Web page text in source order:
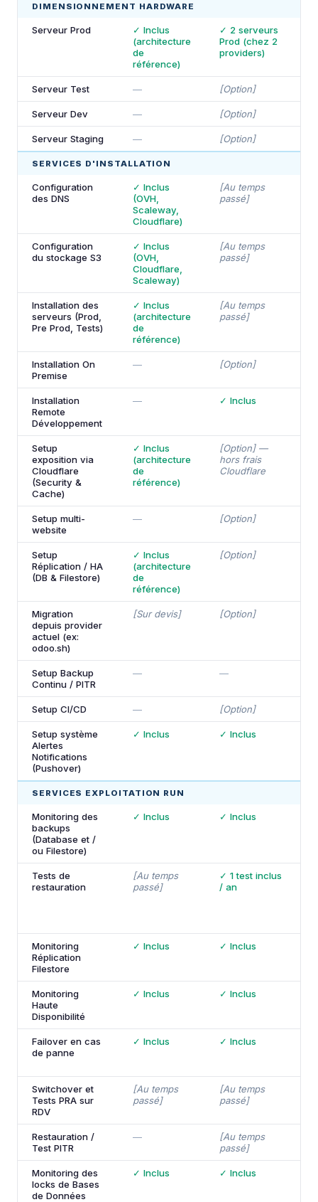
DIMENSIONNEMENT HARDWARE
Serveur Prod
✓ Inclus
(architecture
de
référence)
✓ 2 serveurs
Prod (chez 2
providers)
Serveur Test — [Option]
Serveur Dev — [Option]
Serveur Staging — [Option]
SERVICES D'INSTALLATION
Configuration
des DNS
✓ Inclus
(OVH,
Scaleway,
Cloudflare)
[Au temps
passé]
Configuration
du stockage S3
✓ Inclus
(OVH,
Cloudflare,
Scaleway)
[Au temps
passé]
Installation des
serveurs (Prod,
Pre Prod, Tests)
✓ Inclus
(architecture
de
référence)
[Au temps
passé]
Installation On
Premise
— [Option]
Installation
Remote
Développement
— ✓ Inclus
Setup
exposition via
Cloudflare
(Security &
Cache)
✓ Inclus
(architecture
de
référence)
[Option] —
hors frais
Cloudflare
Setup multi-
website
— [Option]
Setup
Réplication / HA
(DB & Filestore)
✓ Inclus
(architecture
de
référence)
[Option]
Migration
depuis provider
actuel (ex:
odoo.sh)
[Sur devis] [Option]
Setup Backup
Continu / PITR
— —
Setup CI/CD — [Option]
Setup système
Alertes
Notifications
(Pushover)
✓ Inclus ✓ Inclus
SERVICES EXPLOITATION RUN
Monitoring des
backups
(Database et /
ou Filestore)
✓ Inclus ✓ Inclus
Tests de
restauration
[Au temps
passé]
✓ 1 test inclus
/ an
Monitoring
Réplication
Filestore
✓ Inclus ✓ Inclus
Monitoring
Haute
Disponibilité
✓ Inclus ✓ Inclus
Failover en cas
de panne
✓ Inclus ✓ Inclus
Switchover et
Tests PRA sur
RDV
[Au temps
passé]
[Au temps
passé]
Restauration /
Test PITR
—
[Au temps
passé]
Monitoring des
locks de Bases
de Données
✓ Inclus ✓ Inclus